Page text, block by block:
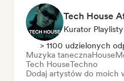
Tech House
Kurator Playlisty
> 1100 udzielonych
Muzyka tanecznaHouse
Tech HouseTechno
Dodaj artystów do moich